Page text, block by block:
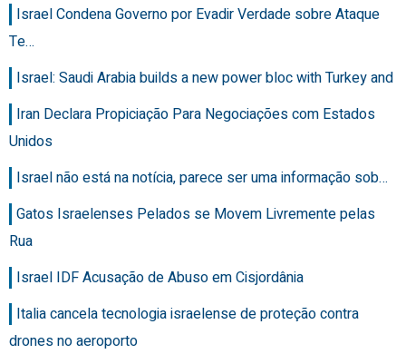
Israel Condena Governo por Evadir Verdade sobre Ataque
Te…
Israel: Saudi Arabia builds a new power bloc with Turkey and
Iran Declara Propiciação Para Negociações com Estados
Unidos
Israel não está na notícia, parece ser uma informação sob…
Gatos Israelenses Pelados se Movem Livremente pelas
Rua
Israel IDF Acusação de Abuso em Cisjordânia
Italia cancela tecnologia israelense de proteção contra
drones no aeroporto